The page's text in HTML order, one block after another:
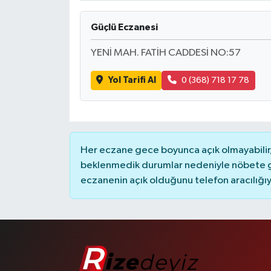
Güçlü Eczanesi
YENİ MAH. FATİH CADDESİ NO:57
Yol Tarifi Al 0 (368) 718 17 78
Her eczane gece boyunca açık
beklenmedik durumlar nedeniyle nöbete
eczanenin açık olduğunu telefon